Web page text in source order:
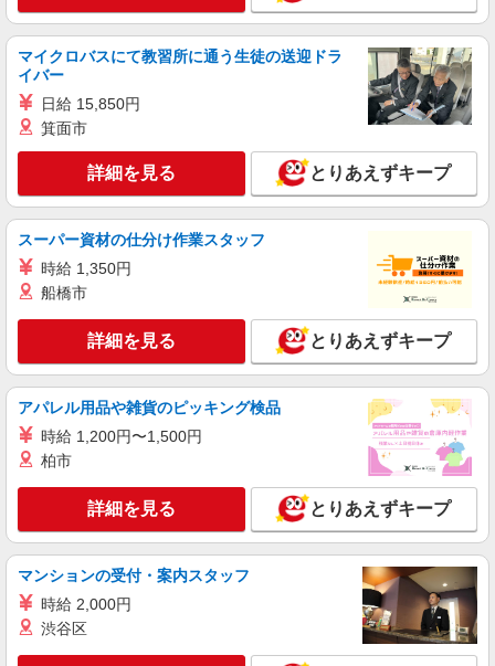
マイクロバスにて教習所に通う生徒の送迎ドラ
イバー
日給 15,850円
箕面市
詳細を見る とりあえずキープ
スーパー資材の仕分け作業スタッフ
時給 1,350円
船橋市
詳細を見る とりあえずキープ
アパレル用品や雑貨のピッキング検品
時給 1,200円〜1,500円
柏市
詳細を見る とりあえずキープ
マンションの受付・案内スタッフ
時給 2,000円
渋谷区